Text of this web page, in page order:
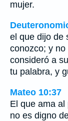
mujer.
el que dijo de
conozco; y
consideró a
tu palabra, y
Mateo 10:37
El que ama
no es digno